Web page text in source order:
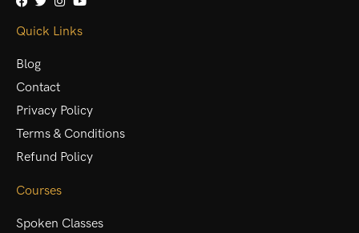
Quick Links
Blog
Contact
Privacy Policy
Terms & Conditions
Refund Policy
Courses
Spoken Classes